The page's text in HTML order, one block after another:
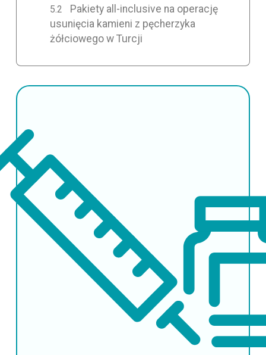
Pakiety all-inclusive na operację
usunięcia kamieni z pęcherzyka
żółciowego w Turcji